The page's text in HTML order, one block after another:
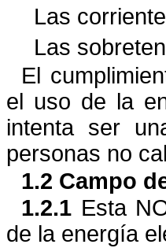
Las
Las
El
el uso de la
intenta ser
personas no
1.2 Campo
1.2.1 Esta
de la energía